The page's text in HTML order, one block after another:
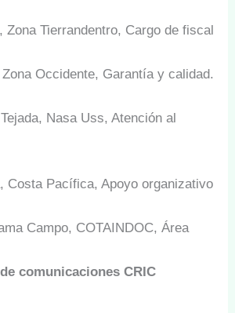
Zona Tierrandentro, Cargo de fiscal
Occidente, Garantía y calidad.
Nasa Uss, Atención al
Costa Pacífica, Apoyo organizativo
Campo, COTAINDOC, Área
comunicaciones CRIC